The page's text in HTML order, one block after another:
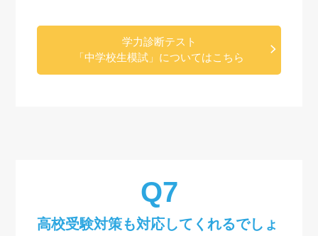
学力診断テスト
「中学校生模試」についてはこちら
高校受験対策も対応してくれるでしょ